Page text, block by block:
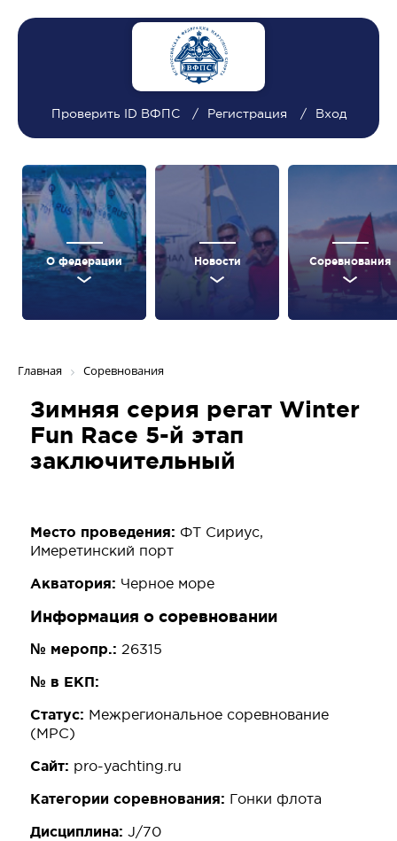
Проверить ID ВФПС Регистрация Вход
О федерации Новости Соревнования
Главная Соревнования
Зимняя серия регат Winter
Fun Race 5-й этап
заключительный
Место проведения: ФТ Сириус,
Имеретинский порт
Акватория: Черное море
Информация о соревновании
№ меропр.: 26315
№ в ЕКП:
Статус: Межрегиональное соревнование
(МРС)
Сайт: pro-yachting.ru
Категории соревнования: Гонки флота
Дисциплина: J/70